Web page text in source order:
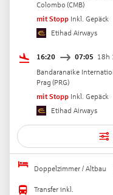
Colombo (CMB)
mit Stopp Inkl. Gepäck
Etihad Airways
16:20 07:05 18h
Bandaranaike
Prag (PRG)
mit Stopp Inkl. Gepäck
Etihad Airways
Doppelzimmer / Altbau
Transfer inkl.